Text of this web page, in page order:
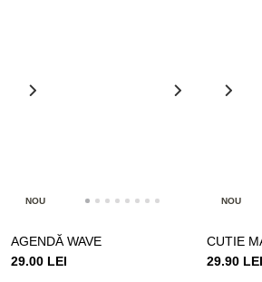
NOU
AGENDĂ WAVE
29.00 LEI
NOU
CUTIE
29.90 LEI